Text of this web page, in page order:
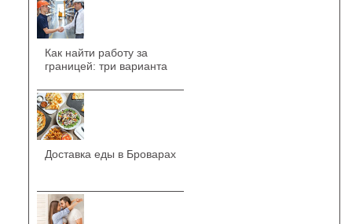
Как найти работу за
границей: три варианта
Доставка еды в Броварах